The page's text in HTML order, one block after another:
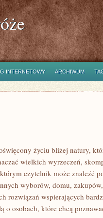
INTERNETOWY ARCHIWUM
życiu bliżej natury,
wielkich wyrzeczeń,
czytelnik może znaleźć
wyborów, domu,
rozwiązań wspierających
o osobach, które chcą